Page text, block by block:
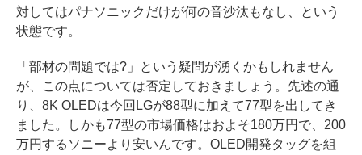
対してはパナソニックだけが何の音沙汰もなし、という
状態です。
「部材の問題では?」という疑問が湧くかもしれません
が、この点については否定しておきましょう。先述の通
り、8K OLEDは今回LGが88型に加えて77型を出してき
ました。しかも77型の市場価格はおよそ180万円で、200
万円するソニーより安いんです。OLED開発タッグを組